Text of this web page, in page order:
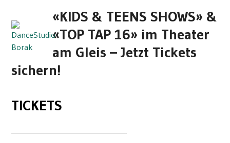
contentmobile
menu
mobile
menu
«KIDS & TEENS SHOWS» &
«TOP TAP 16» im Theater
am Gleis – Jetzt Tickets
sichern!
TICKETS
—————————————————-